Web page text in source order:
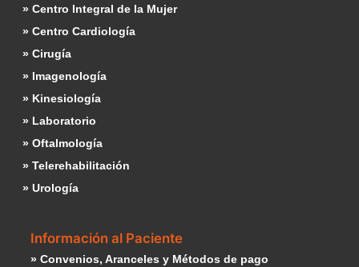
» Centro Integral de la Mujer
» Centro Cardiología
» Cirugía
» Imagenología
» Kinesiología
» Laboratorio
» Oftalmología
» Telerehabilitación
» Urología
Información al Paciente
» Convenios, Aranceles y Métodos de pago